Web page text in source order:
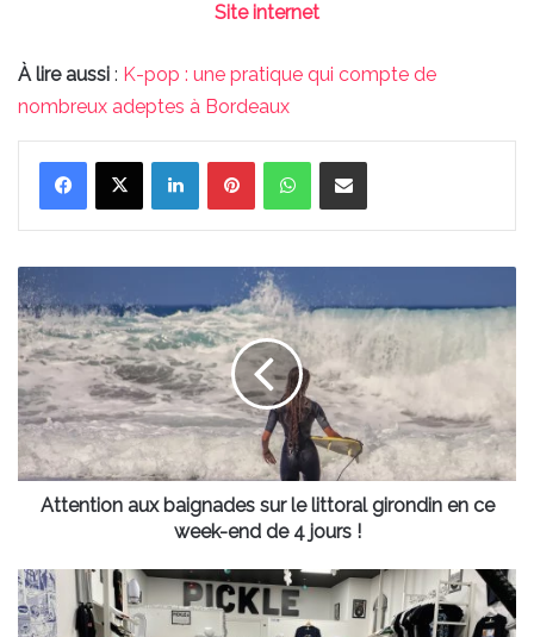
Site internet
À lire aussi : K-pop : une pratique qui compte de
nombreux adeptes à Bordeaux
LinkedinPinterestWhatsAppPartager par email
Attention
aux
baignades
sur
le
littoral
girondin
en
ce
week-
4
jours
!
Attention aux baignades sur le littoral girondin en ce
week-end de 4 jours !
Pickle :
le
magasin